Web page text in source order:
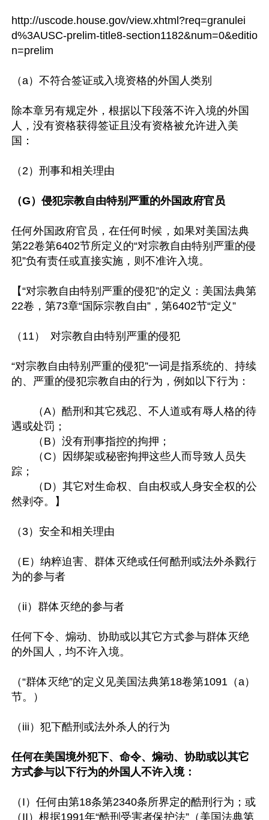
http://uscode.house.gov/view.xhtml?req=granulei
d%3AUSC-prelim-title8-section1182&num=0&editio
n=prelim
（a）不符合签证或入境资格的外国人类别
除本章另有规定外，根据以下段落不许入境的外国
人，没有资格获得签证且没有资格被允许进入美
国：
（2）刑事和相关理由
（G）侵犯宗教自由特别严重的外国政府官员
任何外国政府官员，在任何时候，如果对美国法典
第22卷第6402节所定义的“对宗教自由特别严重的侵
犯”负有责任或直接实施，则不准许入境。
【“对宗教自由特别严重的侵犯”的定义：美国法典第
22卷，第73章“国际宗教自由”，第6402节“定义”
（11） 对宗教自由特别严重的侵犯
“对宗教自由特别严重的侵犯”一词是指系统的、持续
的、严重的侵犯宗教自由的行为，例如以下行为：
（A）酷刑和其它残忍、不人道或有辱人格的待
遇或处罚；
（B）没有刑事指控的拘押；
（C）因绑架或秘密拘押这些人而导致人员失
踪；
（D）其它对生命权、自由权或人身安全权的公
然剥夺。】
（3）安全和相关理由
（E）纳粹迫害、群体灭绝或任何酷刑或法外杀戮行
为的参与者
（ii）群体灭绝的参与者
任何下令、煽动、协助或以其它方式参与群体灭绝
的外国人，均不许入境。
（“群体灭绝”的定义见美国法典第18卷第1091（a）
节。）
（iii）犯下酷刑或法外杀人的行为
任何在美国境外犯下、命令、煽动、协助或以其它
方式参与以下行为的外国人不许入境：
（I）任何由第18条第2340条所界定的酷刑行为；或
（II）根据1991年“酷刑受害者保护法”（美国法典第